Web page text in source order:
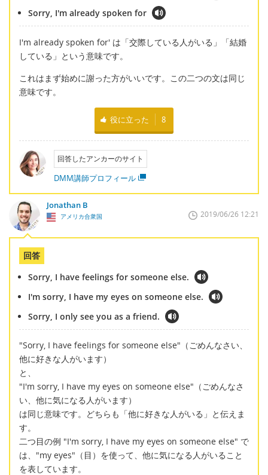
Sorry, I'm already spoken for
I'm already spoken for' は「交際している人がいる」「結婚
している」という意味です。
これはまず始めに謝った方がいいです。この二つの文は同じ
意味です。
役に立った 8
回答したアンカーのサイト
DMM講師プロフィール
Jonathan B
アメリカ合衆国 2019/06/26 12:21
回答
Sorry, I have feelings for someone else.
I'm sorry, I have my eyes on someone else.
Sorry, I only see you as a friend.
"Sorry, I have feelings for someone else"（ごめんなさい、
他に好きな人がいます）
と、
"I'm sorry, I have my eyes on someone else"（ごめんなさ
い、他に気になる人がいます）
は同じ意味です。どちらも「他に好きな人がいる」と伝えま
す。
二つ目の例 "I'm sorry, I have my eyes on someone else" で
は、"my eyes"（目）を使って、他に気になる人がいること
を表しています。